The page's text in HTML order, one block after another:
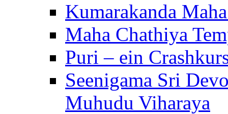
Kumarakanda
Maha Chathiya
Puri – ein
Seenigama Sri
Muhudu Viharaya